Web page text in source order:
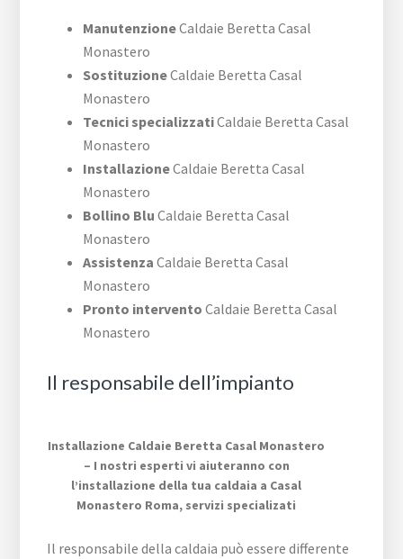
ManutenzioneCaldaie Beretta Casal
Monastero
SostituzioneCaldaie Beretta Casal
Monastero
Tecnici specializzatiCaldaie Beretta Casal
Monastero
InstallazioneCaldaie Beretta Casal
Monastero
Bollino Blu Caldaie Beretta Casal
Monastero
Assistenza Caldaie Beretta Casal
Monastero
Pronto intervento Caldaie Beretta Casal
Monastero
Il responsabile dell’impianto
Installazione Caldaie Beretta Casal Monastero
– I nostri esperti vi aiuteranno con
l’installazione della tua caldaia a Casal
Monastero Roma, servizi specializati
Il responsabile della caldaia può essere differente